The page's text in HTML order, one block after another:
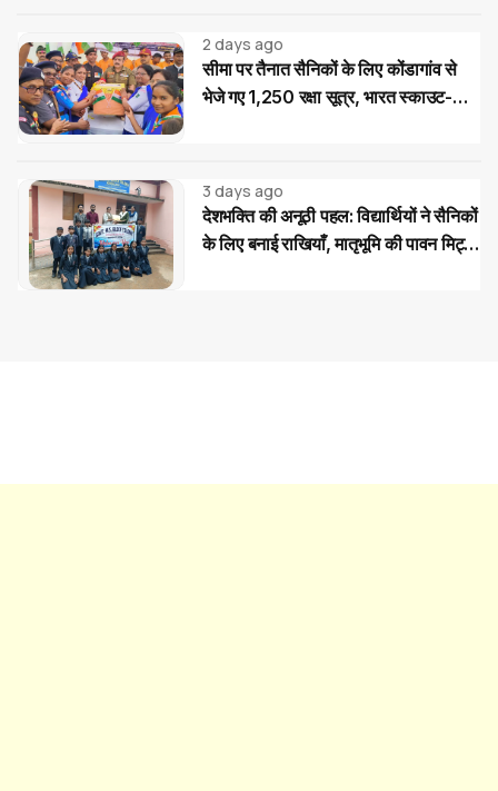
2 days ago
सीमा पर तैनात सैनिकों के लिए कोंडागांव से
भेजे गए 1,250 रक्षा सूत्र, भारत स्काउट-
3 days ago
देशभक्ति की अनूठी पहल: विद्यार्थियों ने सैनिकों
के लिए बनाई राखियाँ, मातृभूमि की पावन मिट्टी